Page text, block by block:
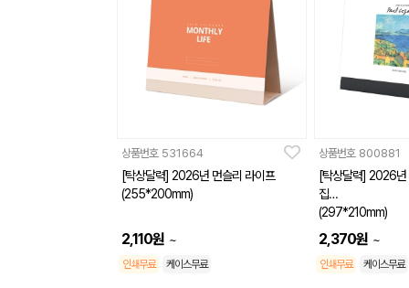
상품번호 531664
[탁상달력] 2026년 먼슬리 라이프
(255*200mm)
2,110원 ~
인쇄무료 케이스무료
상품번호 800881
[탁상달력] 2026년
집
(297*210mm)
2,370원 ~
인쇄무료 케이스무료